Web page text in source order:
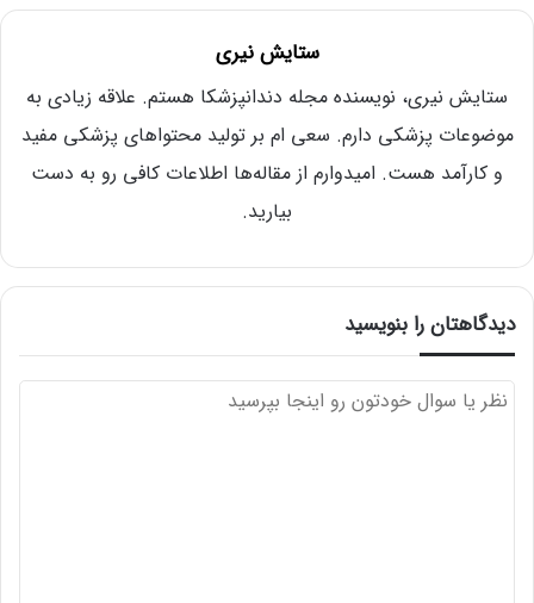
ستایش نیری
ستایش نیری، نویسنده مجله دندانپزشکا هستم. علاقه زیادی به
موضوعات پزشکی دارم. سعی ام بر تولید محتواهای پزشکی مفید
و کارآمد هست. امیدوارم از مقاله‌ها اطلاعات کافی رو به دست
بیارید.
دیدگاهتان را بنویسید
د